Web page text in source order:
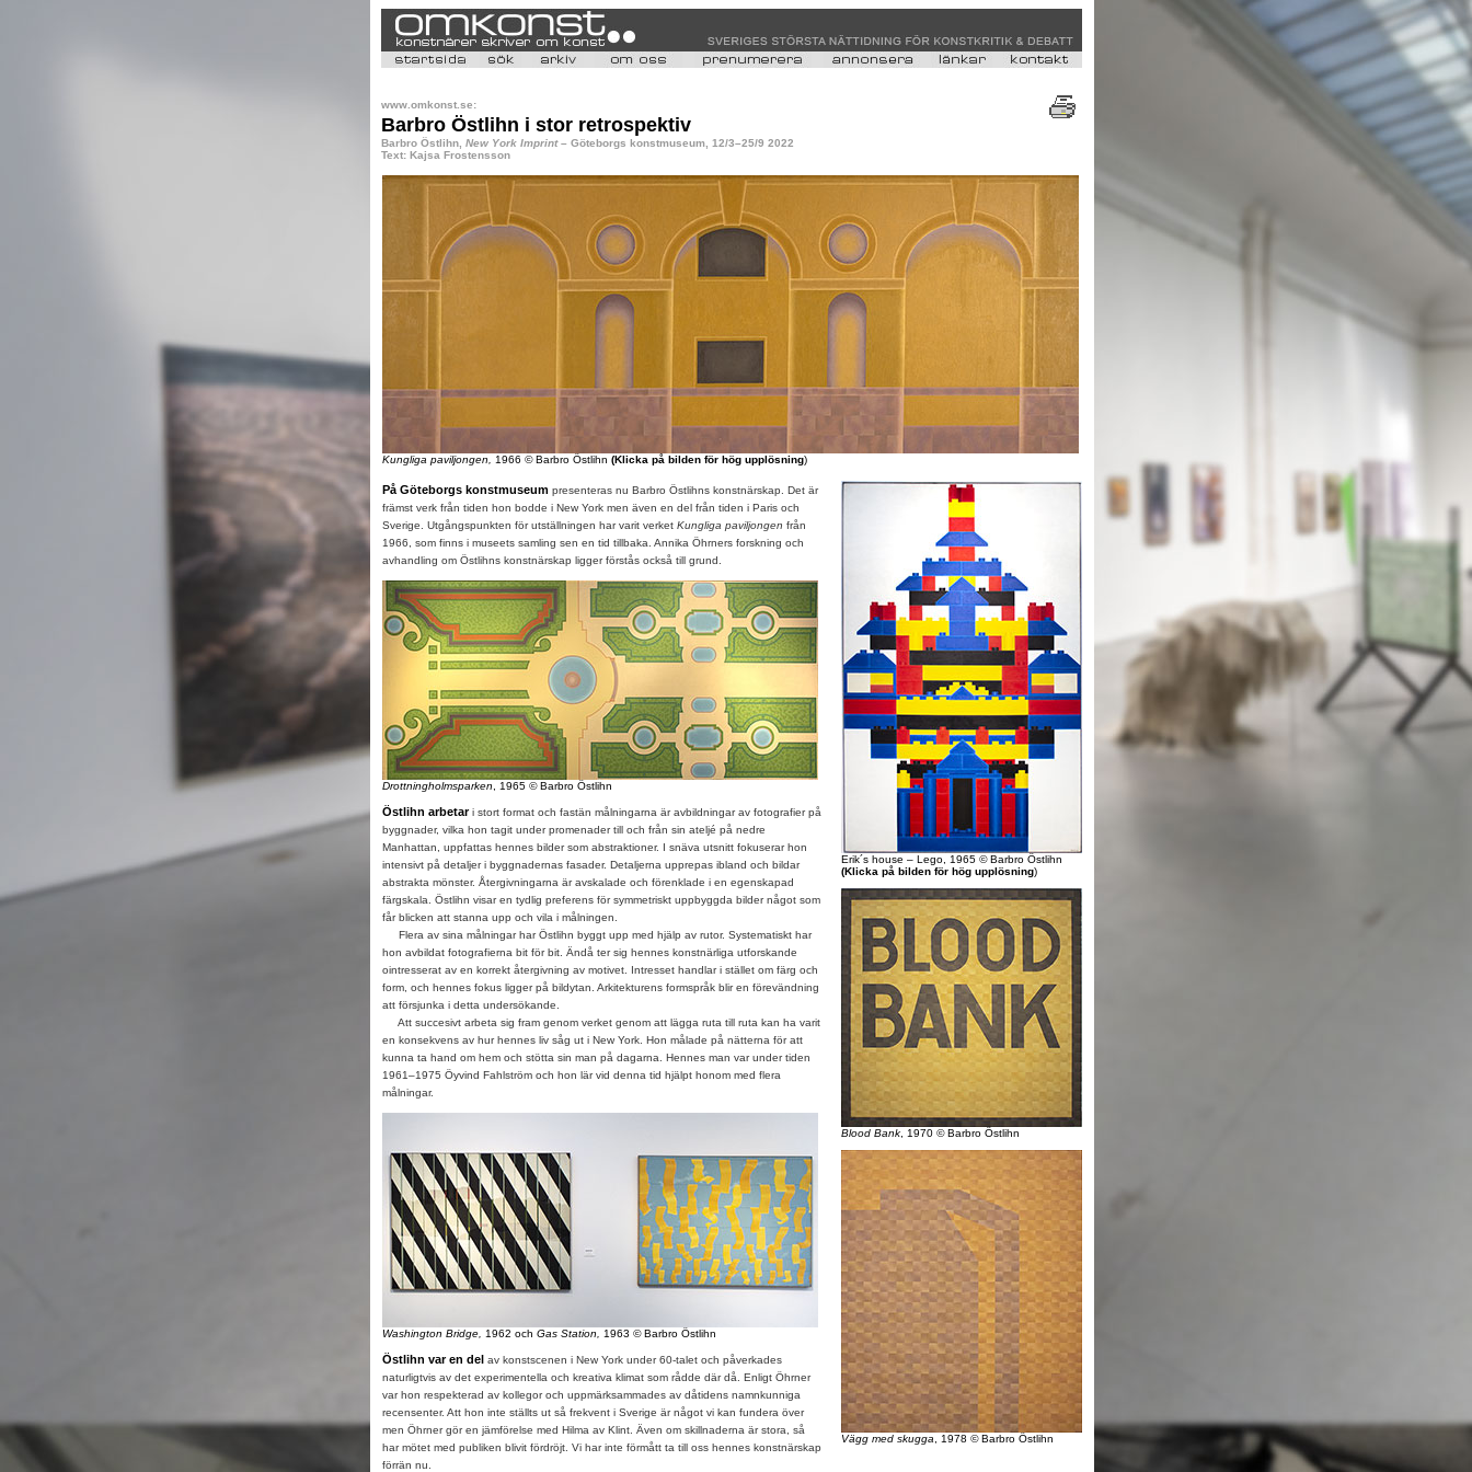
www.omkonst.se:
Barbro Östlihn i stor retrospektiv
Barbro Östlihn, New York Imprint– Göteborgs konstmuseum, 12/3–25/9 2022
Text: Kajsa Frostensson
Kungliga paviljongen, 1966 ©Barbro Östlihn (Klicka på bilden för hög upplösning)
På Göteborgs konstmuseumpresenteras nu Barbro Östlihns konstnärskap. Det är
främst verk från tiden hon bodde i New York men även en del från tiden i Paris och
Sverige. Utgångspunkten för utställningen har varit verket Kungliga paviljongen från
1966, som finns i museets samling sen en tid tillbaka. Annika Öhrners forskning och
avhandling om Östlihns konstnärskap ligger förstås också till grund.
Drottningholmsparken , 1965 ©Barbro Östlihn
Östlihn arbetari stort format och fastän målningarna är avbildningar av fotografier på
byggnader, vilka hon tagit under promenader till och från sin ateljé på nedre
Manhattan, uppfattas hennes bilder som abstraktioner. I snäva utsnitt fokuserar hon
intensivt på detaljer i byggnadernas fasader. Detaljerna upprepas ibland och bildar
abstrakta mönster. Återgivningarna är avskalade och förenklade i en egenskapad
färgskala. Östlihn visar en tydlig preferens för symmetriskt uppbyggda bilder något som
får blicken att stanna upp och vila i målningen.
Flera av sina målningar har Östlihn byggt upp med hjälp av rutor. Systematiskt har
hon avbildat fotografierna bit för bit. Ändå ter sig hennes konstnärliga utforskande
ointresserat av en korrekt återgivning av motivet. Intresset handlar i stället om färg och
form, och hennes fokus ligger på bildytan. Arkitekturens formspråk blir en förevändning
att försjunka i detta undersökande.
Att succesivt arbeta sig fram genom verket genom att lägga ruta till ruta kan ha varit
en konsekvens av hur hennes liv såg ut i New York. Hon målade på nätterna för att
kunna ta hand om hem och stötta sin man på dagarna. Hennes man var under tiden
1961–1975 Öyvind Fahlström och hon lär vid denna tid hjälpt honom med flera
målningar.
Washington Bridge, 1962 och Gas Station, 1963 ©Barbro Östlihn
Östlihn var en del av konstscenen i New York under 60-talet och påverkades
naturligtvis av det experimentella och kreativa klimat som rådde där då. Enligt Öhrner
var hon respekterad av kollegor och uppmärksammades av dåtidens namnkunniga
recensenter. Att hon inte ställts ut så frekvent i Sverige är något vi kan fundera över
men Öhrner gör en jämförelse med Hilma av Klint. Även om skillnaderna är stora, så
har mötet med publiken blivit fördröjt. Vi har inte förmått ta till oss hennes konstnärskap
förrän nu.
Erik´s house – Lego, 1965 ©Barbro Östlihn
(Klicka på bilden för hög upplösning)
Blood Bank, 1970 ©Barbro Östlihn
Vägg med skugga , 1978 ©Barbro Östlihn